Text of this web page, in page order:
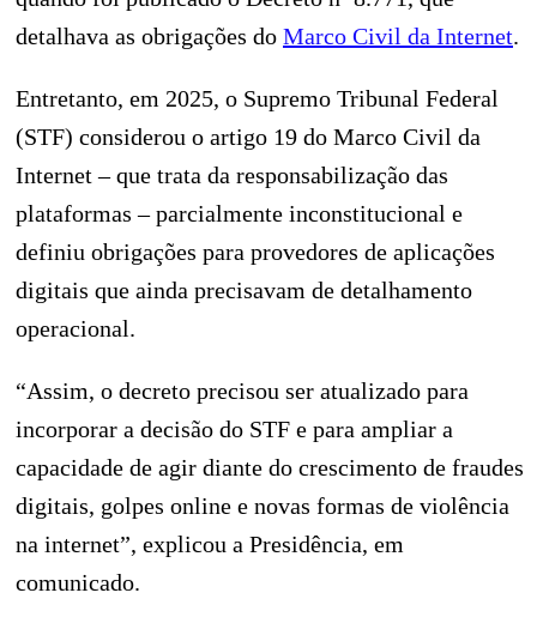
detalhava as obrigações do Marco Civil da Internet.
Entretanto, em 2025, o Supremo Tribunal Federal
(STF) considerou o artigo 19 do Marco Civil da
Internet – que trata da responsabilização das
plataformas – parcialmente inconstitucional e
definiu obrigações para provedores de aplicações
digitais que ainda precisavam de detalhamento
operacional.
“Assim, o decreto precisou ser atualizado para
incorporar a decisão do STF e para ampliar a
capacidade de agir diante do crescimento de fraudes
digitais, golpes online e novas formas de violência
na internet”, explicou a Presidência, em
comunicado.